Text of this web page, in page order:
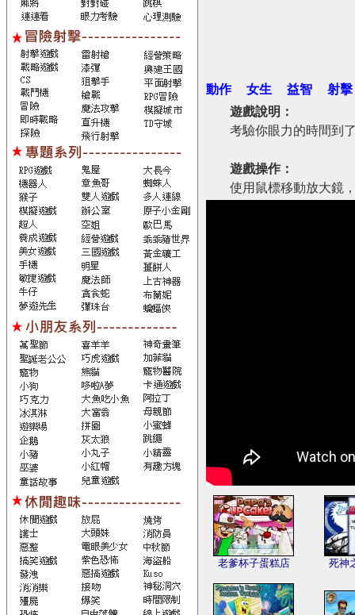
動作 女生 益智
射擊
遊戲說明：
考驗你眼力的時間到
遊戲操作：
使用鼠標移動放大鏡
老爹杯子蛋糕店 死神